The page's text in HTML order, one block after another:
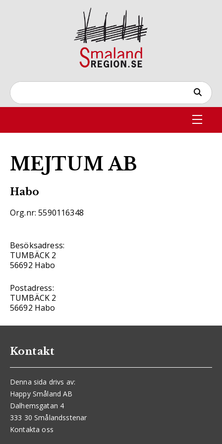
MEJTUM AB
Habo
Org.nr: 5590116348
Besöksadress:
TUMBÄCK 2
56692 Habo
Postadress:
TUMBÄCK 2
56692 Habo
Kontakt
Denna sida drivs av:
Happy Småland AB
Dalhemsgatan 4
333 30 Smålandsstenar
Kontakta oss